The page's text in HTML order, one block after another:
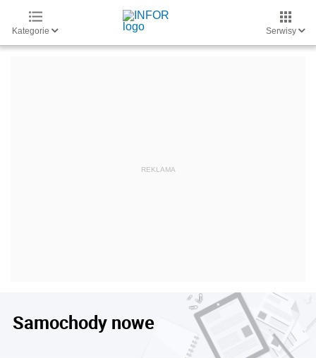
Kategorie Serwisy
Samochody nowe